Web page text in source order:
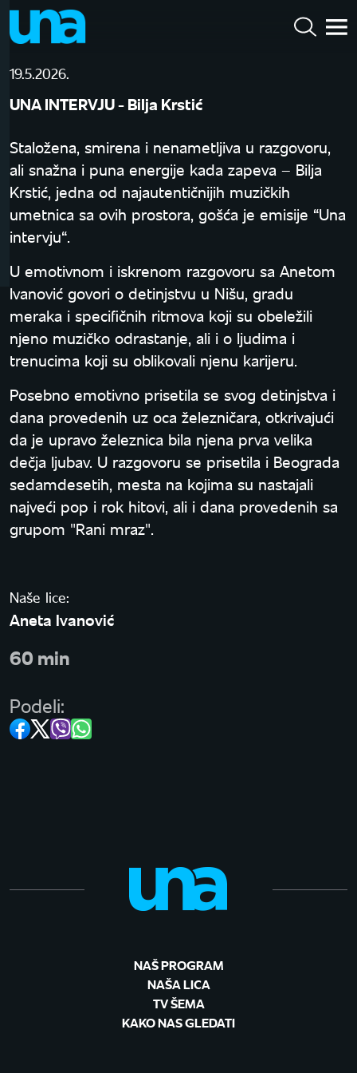
19.5.2026.
UNA INTERVJU - Bilja Krstić
Staložena, smirena i nenametljiva u razgovoru,
ali snažna i puna energije kada zapeva – Bilja
Krstić, jedna od najautentičnijih muzičkih
umetnica sa ovih prostora, gošća je emisije “Una
intervju“.
U emotivnom i iskrenom razgovoru sa Anetom
Ivanović govori o detinjstvu u Nišu, gradu
meraka i specifičnih ritmova koji su obeležili
njeno muzičko odrastanje, ali i o ljudima i
trenucima koji su oblikovali njenu karijeru.
Posebno emotivno prisetila se svog detinjstva i
dana provedenih uz oca železničara, otkrivajući
da je upravo železnica bila njena prva velika
dečja ljubav. U razgovoru se prisetila i Beograda
sedamdesetih, mesta na kojima su nastajali
najveći pop i rok hitovi, ali i dana provedenih sa
grupom "Rani mraz".
Naše lice:
Aneta Ivanović
60 min
Podeli:
NAŠ PROGRAM
NAŠA LICA
TV ŠEMA
KAKO NAS GLEDATI